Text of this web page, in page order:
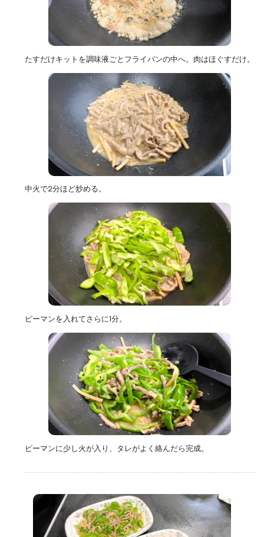
たすだけキットを調味液ごとフライパンの中へ。肉はほぐすだけ。
中火で2分ほど炒める。
ピーマンを入れてさらに1分。
ピーマンに少し火が入り、タレがよく絡んだら完成。